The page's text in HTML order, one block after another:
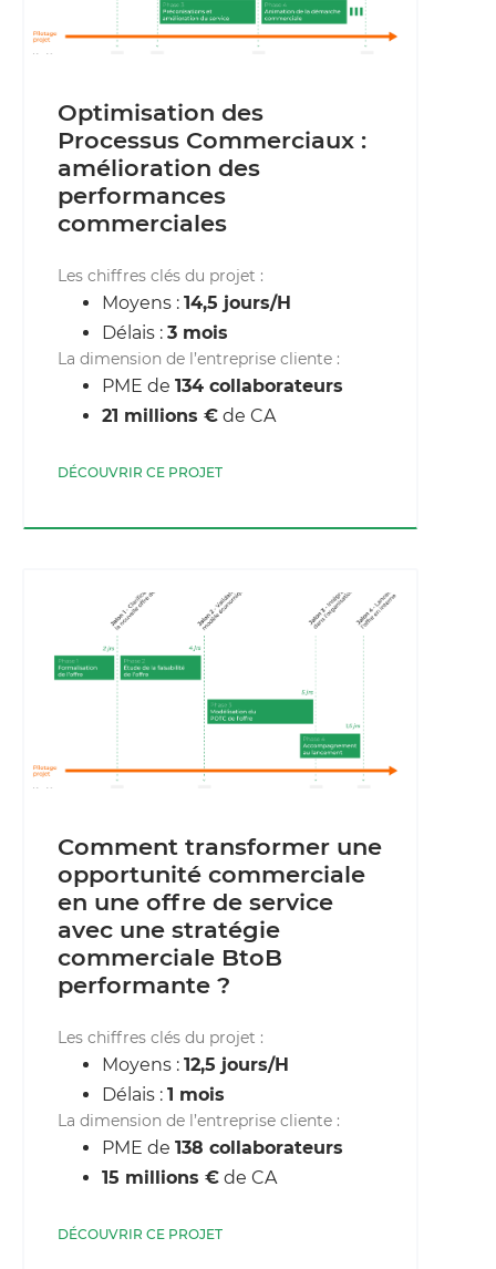
Optimisation des
Processus Commerciaux :
amélioration des
performances
commerciales
Les chiffres clés du projet :
Moyens : 14,5 jours/H
Délais : 3 mois
La dimension de l’entreprise cliente :
PME de 134 collaborateurs
21 millions € de CA
DÉCOUVRIR CE PROJET
Comment transformer une
opportunité commerciale
en une offre de service
avec une stratégie
commerciale BtoB
performante ?
Les chiffres clés du projet :
Moyens : 12,5 jours/H
Délais : 1 mois
La dimension de l’entreprise cliente :
PME de 138 collaborateurs
15 millions € de CA
DÉCOUVRIR CE PROJET